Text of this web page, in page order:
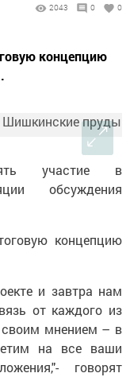
2043 0 0
концепцию
участие в
обсуждения
концепцию
и завтра нам
от каждого из
своим мнением – в
на все ваши
говорят